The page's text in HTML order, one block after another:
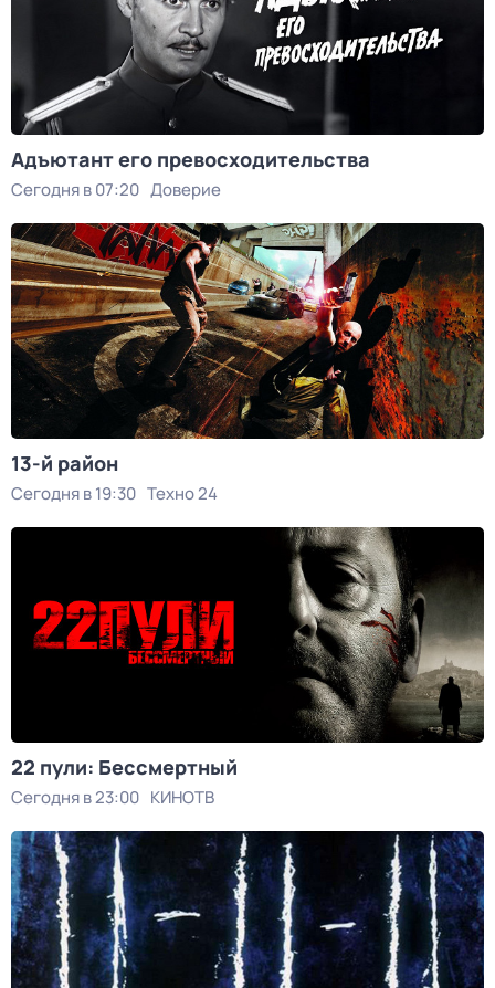
Адъютант его превосходительства
Сегодня в 07:20 Доверие
13-й район
Сегодня в 19:30 Техно 24
22 пули: Бессмертный
Сегодня в 23:00 КИНОТВ